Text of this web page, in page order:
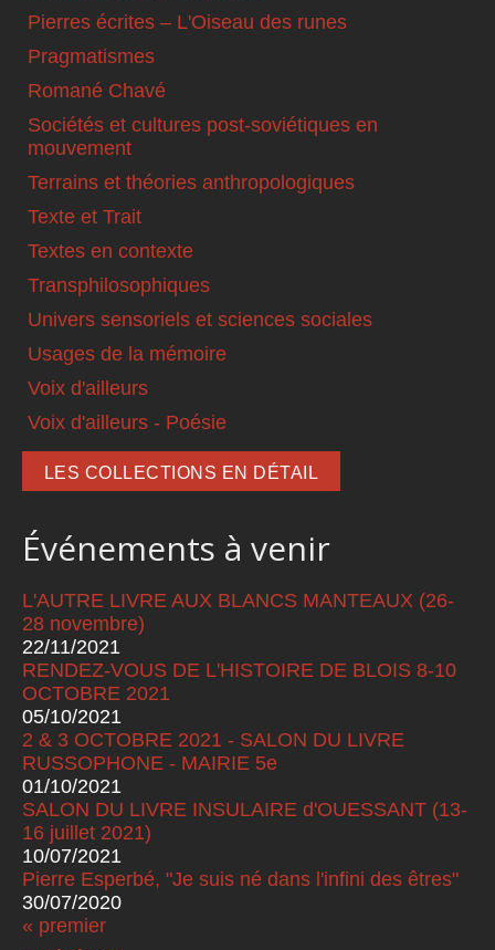
Pierres écrites – L'Oiseau des runes
Pragmatismes
Romané Chavé
Sociétés et cultures post-soviétiques en
mouvement
Terrains et théories anthropologiques
Texte et Trait
Textes en contexte
Transphilosophiques
Univers sensoriels et sciences sociales
Usages de la mémoire
Voix d'ailleurs
Voix d'ailleurs - Poésie
LES COLLECTIONS EN DÉTAIL
Événements à venir
L'AUTRE LIVRE AUX BLANCS MANTEAUX (26-
28 novembre)
22/11/2021
RENDEZ-VOUS DE L'HISTOIRE DE BLOIS 8-10
OCTOBRE 2021
05/10/2021
2 & 3 OCTOBRE 2021 - SALON DU LIVRE
RUSSOPHONE - MAIRIE 5e
01/10/2021
SALON DU LIVRE INSULAIRE d'OUESSANT (13-
16 juillet 2021)
10/07/2021
Pierre Esperbé, "Je suis né dans l'infini des êtres"
30/07/2020
Pages
« premier